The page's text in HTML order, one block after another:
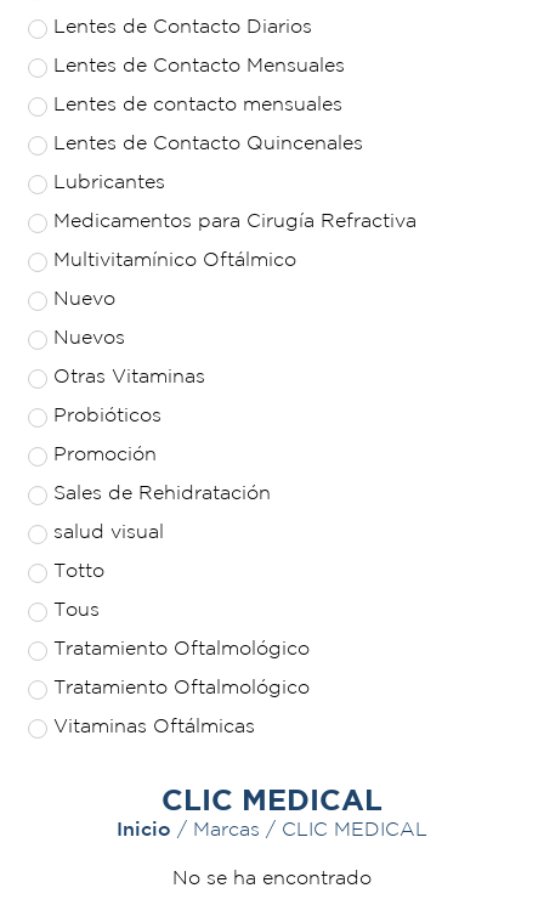
Lentes de Contacto Diarios
Lentes de Contacto Mensuales
Lentes de contacto mensuales
Lentes de Contacto Quincenales
Lubricantes
Medicamentos para Cirugía Refractiva
Multivitamínico Oftálmico
Nuevo
Nuevos
Otras Vitaminas
Probióticos
Promoción
Sales de Rehidratación
salud visual
Totto
Tous
Tratamiento Oftalmológico
Tratamiento Oftalmológico
Vitaminas Oftálmicas
CLIC MEDICAL
Inicio / Marcas / CLIC MEDICAL
No se ha encontrado